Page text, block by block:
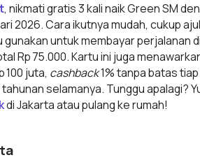
, nikmati gratis 3 kali naik Green SM
2026. Cara ikutnya mudah, cukup
untuk membayar perjalanan
Rp 75.000. Kartu ini juga
100 juta, cashback1% tanpa batas
selamanya. Tunggu apalagi?
di Jakarta atau pulang ke rumah!